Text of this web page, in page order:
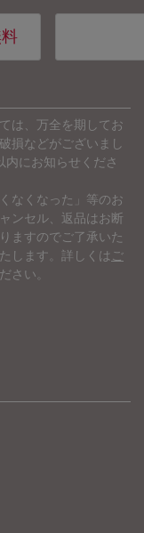
は、万全を期してお
損などがございまし
内にお知らせくださ
なくなった」等のお
ンセル、返品はお断
ますのでご了承いた
します。詳しくは ご
さい。